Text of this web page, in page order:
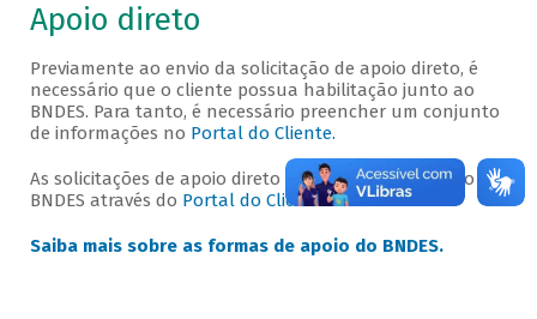
Apoio direto
Previamente ao envio da solicitação de apoio direto, é
necessário que o cliente possua habilitação junto ao
BNDES. Para tanto, é necessário preencher um conjunto
de informações no Portal do Cliente.
As solicitações de apoio direto devem ser enviadas ao
BNDES através do Portal do Cliente.
Saiba mais sobre as formas de apoio do BNDES.